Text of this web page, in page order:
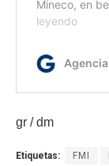
gr / dm
Etiquetas: FMI